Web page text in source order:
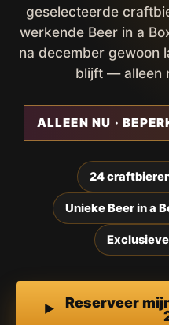
geselecteerde
werkende Beer in a
na december gewoon
blijft — alleen
ALLEEN NU ·
24
Unieke Beer in a
Reserveer